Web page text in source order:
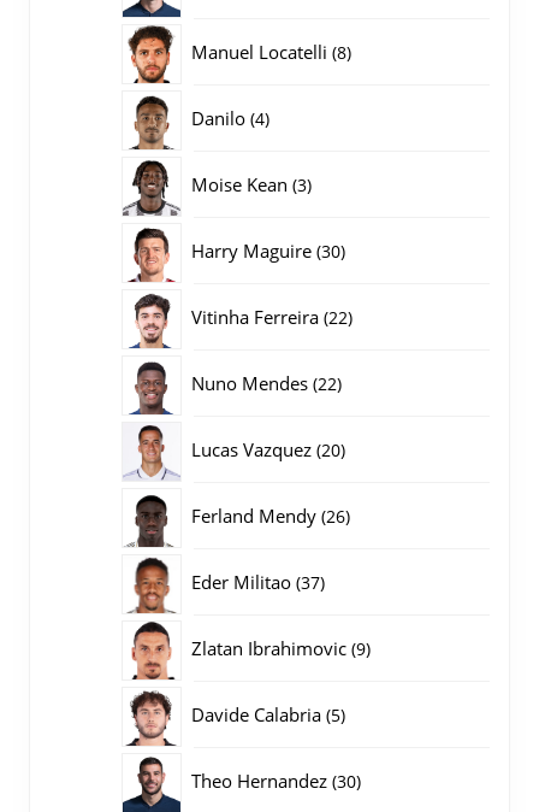
Manuel Locatelli 88
Danilo 44
Moise Kean 33
Harry Maguire 3030
Vitinha Ferreira 2222
Nuno Mendes 2222
Lucas Vazquez 2020
Ferland Mendy 2626
Eder Militao 3737
Zlatan Ibrahimovic 99
Davide Calabria 55
Theo Hernandez 3030